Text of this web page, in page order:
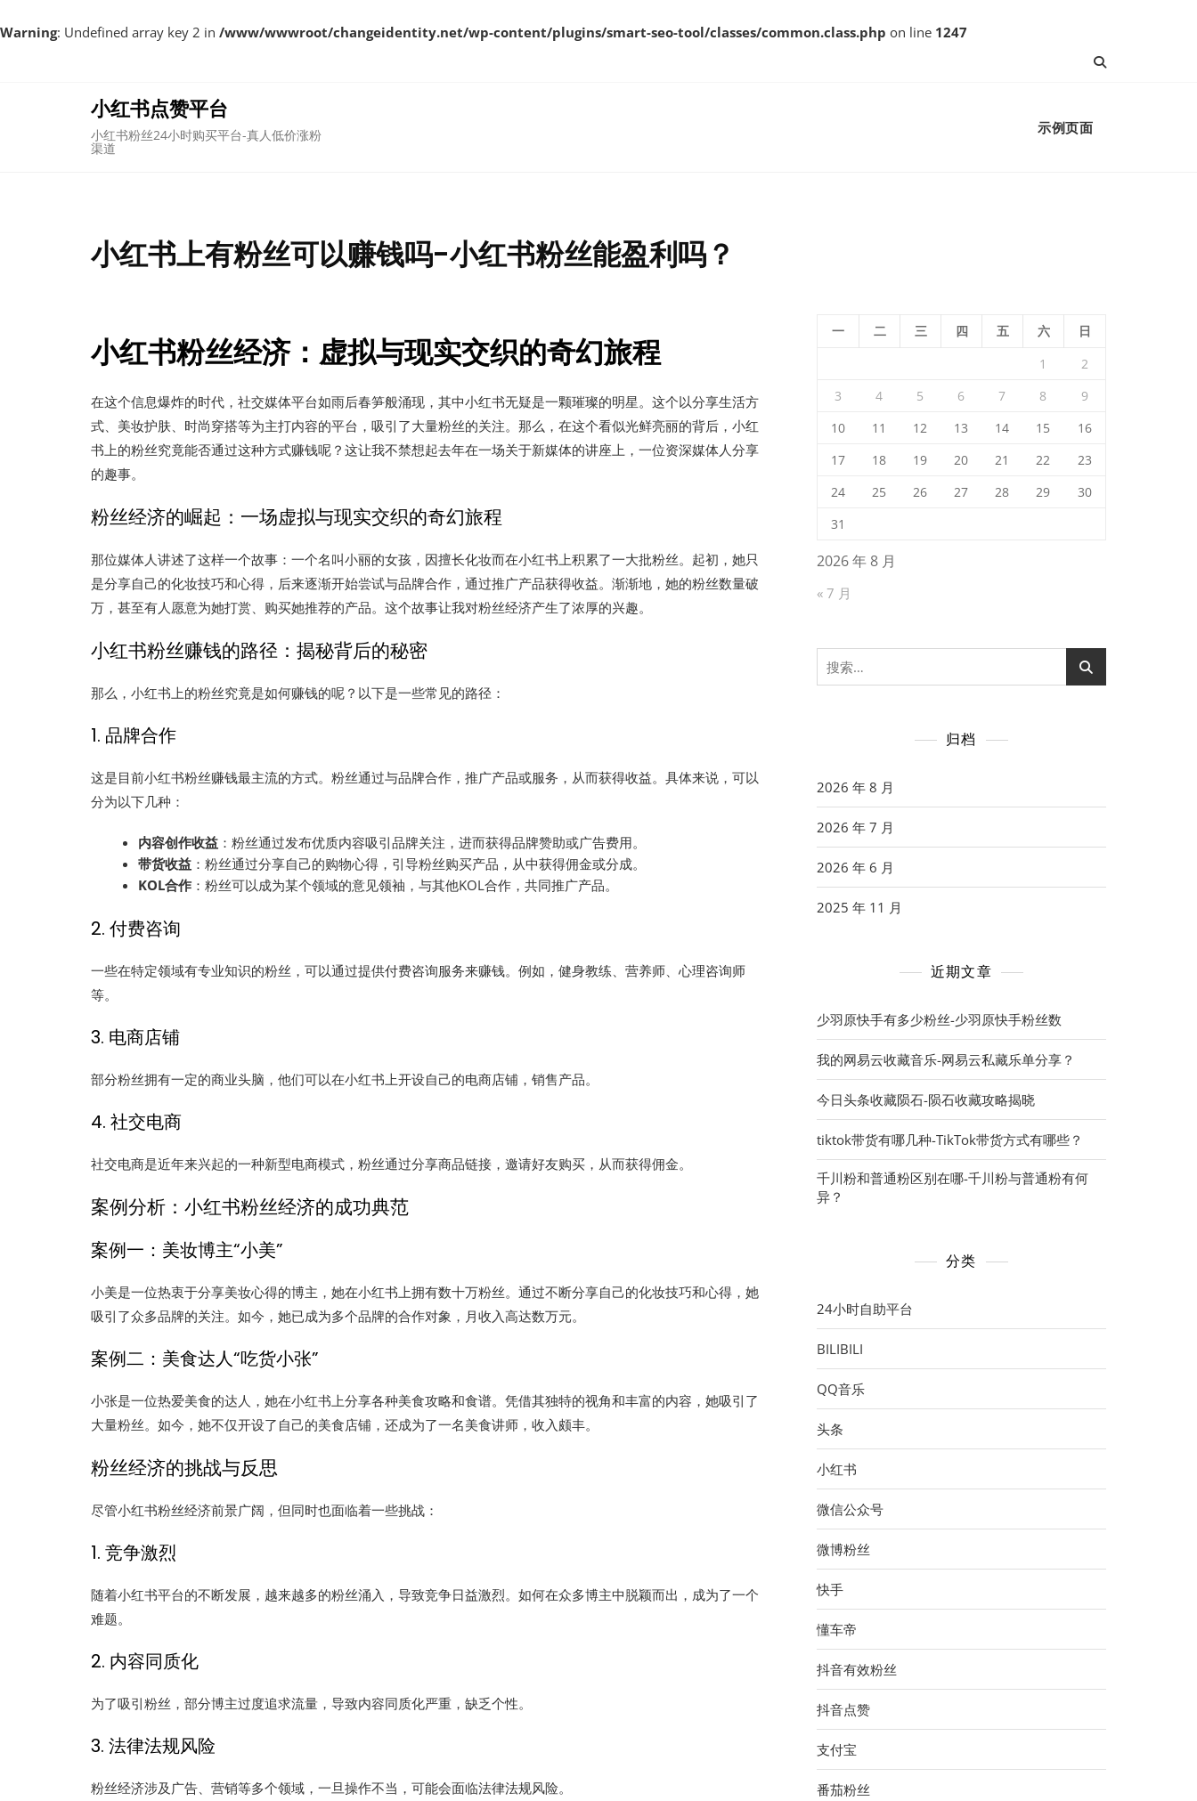
Warning: Undefined array key 2 in /www/wwwroot/changeidentity.net/wp-content/plugins/smart-seo-tool/classes/common.class.php on line 1247
小红书点赞平台
小红书粉丝24小时购买平台-真人低价涨粉
渠道
示例页面
小红书上有粉丝可以赚钱吗-小红书粉丝能盈利吗？
小红书粉丝经济：虚拟与现实交织的奇幻旅程
在这个信息爆炸的时代，社交媒体平台如雨后春笋般涌现，其中小红书无疑是一颗璀璨的明星。这个以分享生活方
式、美妆护肤、时尚穿搭等为主打内容的平台，吸引了大量粉丝的关注。那么，在这个看似光鲜亮丽的背后，小红
书上的粉丝究竟能否通过这种方式赚钱呢？这让我不禁想起去年在一场关于新媒体的讲座上，一位资深媒体人分享
的趣事。
粉丝经济的崛起：一场虚拟与现实交织的奇幻旅程
那位媒体人讲述了这样一个故事：一个名叫小丽的女孩，因擅长化妆而在小红书上积累了一大批粉丝。起初，她只
是分享自己的化妆技巧和心得，后来逐渐开始尝试与品牌合作，通过推广产品获得收益。渐渐地，她的粉丝数量破
万，甚至有人愿意为她打赏、购买她推荐的产品。这个故事让我对粉丝经济产生了浓厚的兴趣。
小红书粉丝赚钱的路径：揭秘背后的秘密
那么，小红书上的粉丝究竟是如何赚钱的呢？以下是一些常见的路径：
1. 品牌合作
这是目前小红书粉丝赚钱最主流的方式。粉丝通过与品牌合作，推广产品或服务，从而获得收益。具体来说，可以
分为以下几种：
内容创作收益 ：粉丝通过发布优质内容吸引品牌关注，进而获得品牌赞助或广告费用。
带货收益 ：粉丝通过分享自己的购物心得，引导粉丝购买产品，从中获得佣金或分成。
KOL合作 ：粉丝可以成为某个领域的意见领袖，与其他KOL合作，共同推广产品。
2. 付费咨询
一些在特定领域有专业知识的粉丝，可以通过提供付费咨询服务来赚钱。例如，健身教练、营养师、心理咨询师
等。
3. 电商店铺
部分粉丝拥有一定的商业头脑，他们可以在小红书上开设自己的电商店铺，销售产品。
4. 社交电商
社交电商是近年来兴起的一种新型电商模式，粉丝通过分享商品链接，邀请好友购买，从而获得佣金。
案例分析：小红书粉丝经济的成功典范
案例一：美妆博主“小美”
小美是一位热衷于分享美妆心得的博主，她在小红书上拥有数十万粉丝。通过不断分享自己的化妆技巧和心得，她
吸引了众多品牌的关注。如今，她已成为多个品牌的合作对象，月收入高达数万元。
案例二：美食达人“吃货小张”
小张是一位热爱美食的达人，她在小红书上分享各种美食攻略和食谱。凭借其独特的视角和丰富的内容，她吸引了
大量粉丝。如今，她不仅开设了自己的美食店铺，还成为了一名美食讲师，收入颇丰。
粉丝经济的挑战与反思
尽管小红书粉丝经济前景广阔，但同时也面临着一些挑战：
1. 竞争激烈
随着小红书平台的不断发展，越来越多的粉丝涌入，导致竞争日益激烈。如何在众多博主中脱颖而出，成为了一个
难题。
2. 内容同质化
为了吸引粉丝，部分博主过度追求流量，导致内容同质化严重，缺乏个性。
3. 法律法规风险
粉丝经济涉及广告、营销等多个领域，一旦操作不当，可能会面临法律法规风险。
2026 年 8 月
一 二 三 四 五 六
日
1
2
3
4 5 6 7 8
9
10
11 12 13 14 15
16
17
18 19 20 21 22
23
24
25 26 27 28 29
30
31
« 7 月
搜
索：
归档
2026 年 8 月
2026 年 7 月
2026 年 6 月
2025 年 11 月
近期文章
少羽原快手有多少粉丝-少羽原快手粉丝数
我的网易云收藏音乐-网易云私藏乐单分享？
今日头条收藏陨石-陨石收藏攻略揭晓
tiktok带货有哪几种-TikTok带货方式有哪些？
千川粉和普通粉区别在哪-千川粉与普通粉有何
异？
分类
24小时自助平台
BILIBILI
QQ音乐
头条
小红书
微信公众号
微博粉丝
快手
懂车帝
抖音有效粉丝
抖音点赞
支付宝
番茄粉丝